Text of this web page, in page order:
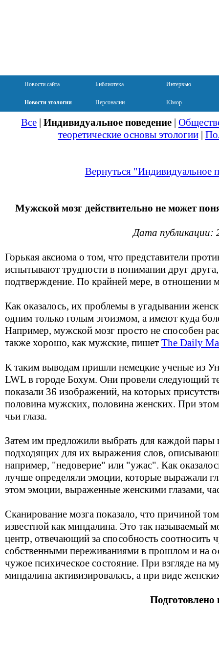
Новости сайта Библиотека Интервью
Новости этологии Персоналии Юмор
Все | Индивидуальное поведение |
теоретические основы этологии|
Вернуться "Индивидуальное
Мужской мозг действительно не может
Дата публикации:
Горькая аксиома о том, что представители
испытывают трудности в понимании друг
подтверждение. По крайней мере, в отношении
Как оказалось, их проблемы в угадывании
одним только голым эгоизмом, а имеют куда
Например, мужской мозг просто не способен
также хорошо, как мужские, пишет The Daily
К таким выводам пришли немецкие ученые из
LWL в городе Бохум. Они провели следующий
показали 36 изображений, на которых
половина мужских, половина женских. При
чьи глаза.
Затем им предложили выбрать для каждой пары
подходящих для их выражения слов,
например, "недоверие" или "ужас". Как
лучше определяли эмоции, которые выражали
этом эмоции, выраженные женскими глазами,
Сканирование мозга показало, что причиной
известной как миндалина. Это так называемый
центр, отвечающий за способность соотносить
собственными переживаниями в прошлом и на
чужое психическое состояние. При взгляде на
миндалина активизировалась, а при виде